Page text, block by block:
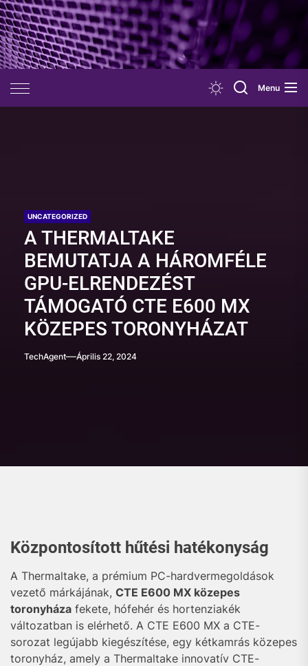
Skip
to
the
content
Menu
UNCATEGORIZED
A THERMALTAKE
BEMUTATJA A HÁROMFÉLE
GPU-ELRENDEZÉST
TÁMOGATÓ CTE E600 MX
KÖZEPES TORONYHÁZAT
TechAgent Április 22, 2024
Központosított hűtési hatékonyság
A Thermaltake, a prémium PC-hardvermegoldások
vezető márkájának, CTE E600 MX közepes
toronyháza fekete, hófehér és hortenziakék
változatban is elérhető. A CTE E600 MX a CTE-
sorozat legújabb kiegészítése, egy kétkamrás közepes
toronyház, amely a Thermaltake innovatív CTE-